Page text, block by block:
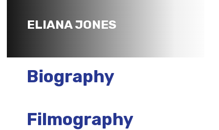
ELIANA JONES
Biography
Filmography